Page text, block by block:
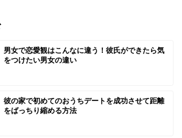
男女で恋愛観はこんなに違う！彼氏ができたら気
をつけたい男女の違い
彼の家で初めてのおうちデートを成功させて距離
をばっちり縮める方法